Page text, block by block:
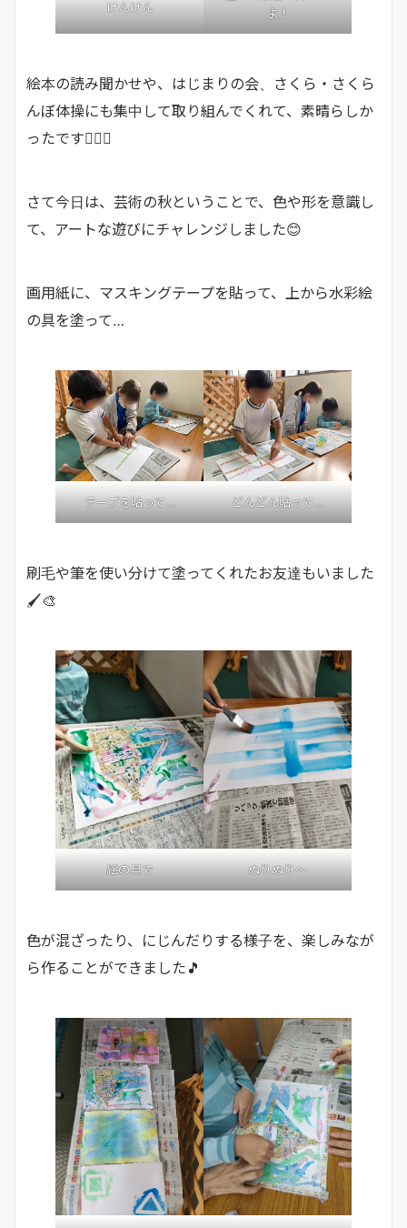
けんけん
よ！
絵本の読み聞かせや、はじまりの会、さくら・さくら
んぼ体操にも集中して取り組んでくれて、素晴らしか
ったです👍🏼✨
さて今日は、芸術の秋ということで、色や形を意識し
て、アートな遊びにチャレンジしました😊
画用紙に、マスキングテープを貼って、上から水彩絵
の具を塗って…
テープを貼って… どんどん貼って…
刷毛や筆を使い分けて塗ってくれたお友達もいました
🖌️🎨
絵の具で ぬりぬり～
色が混ざったり、にじんだりする様子を、楽しみなが
ら作ることができました🎵